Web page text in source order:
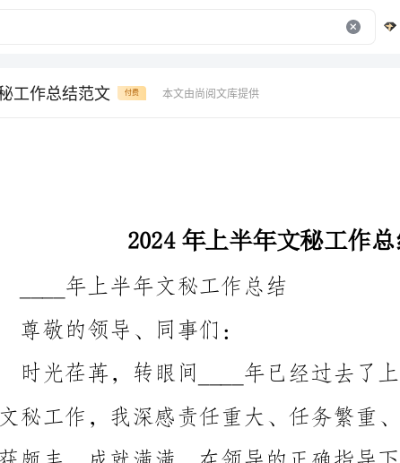
工作总结范文 付费 本文由尚阅文库提供
____年上半年文秘工作总结
收获颇丰、成就满满。在领导的正确指导下，在同事们的鼓励与